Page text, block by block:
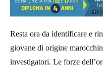
Resta ora da identificare e
giovane di origine
investigatori. Le forze